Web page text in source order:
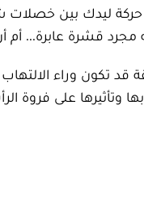
حركة ليدك بين
مجرد قشرة عابرة… أم
قد تكون وراء
وتأثيرها على فروة